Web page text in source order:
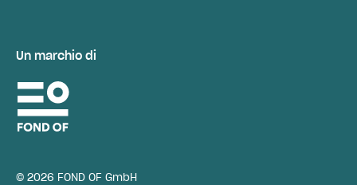
Un marchio di
© 2026 FOND OF GmbH